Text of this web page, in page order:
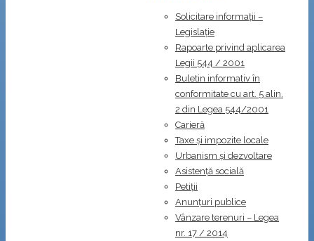
Solicitare informații –
Legislație
Rapoarte privind aplicarea
Legii 544 / 2001
Buletin informativ în
conformitate cu art. 5 alin.
2 din Legea 544/2001
Carieră
Taxe și impozite locale
Urbanism și dezvoltare
Asistență socială
Petiții
Anunțuri publice
Vânzare terenuri – Legea
nr. 17 / 2014